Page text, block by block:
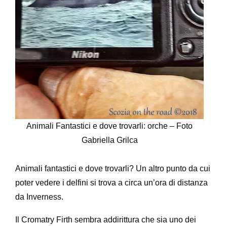
Animali Fantastici e dove trovarli: orche – Foto
Gabriella Grilca
Animali fantastici e dove trovarli? Un altro punto da cui
poter vedere i delfini si trova a circa un’ora di distanza
da Inverness.
Il Cromatry Firth sembra addirittura che sia uno dei